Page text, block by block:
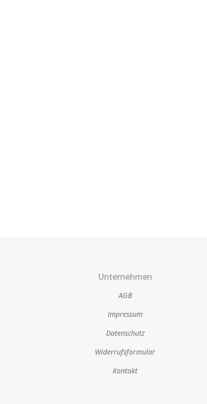
Unternehmen
AGB
Impressum
Datenschutz
Widerrufsformular
Kontakt